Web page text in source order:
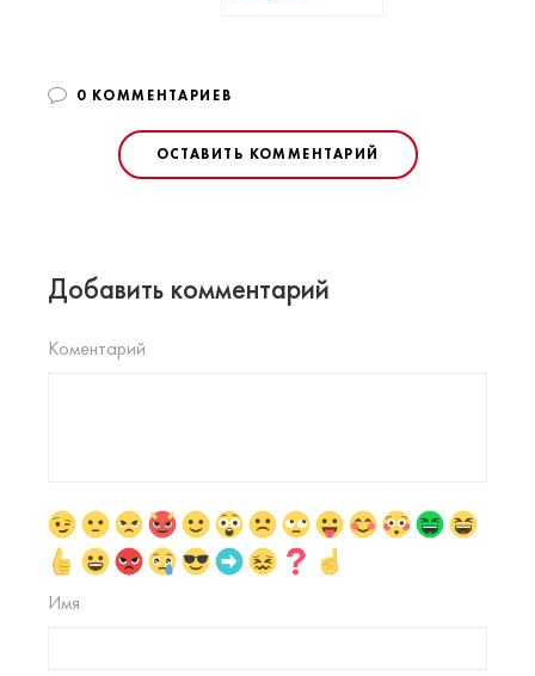
0 КОММЕНТАРИЕВ
ОСТАВИТЬ КОММЕНТАРИЙ
Добавить комментарий
Коментарий
Имя